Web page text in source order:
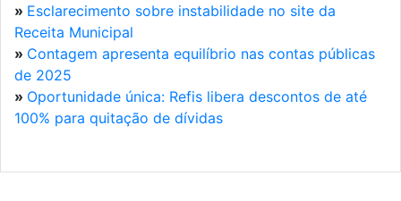
» Esclarecimento sobre instabilidade no site da
Receita Municipal
» Contagem apresenta equilíbrio nas contas públicas
de 2025
» Oportunidade única: Refis libera descontos de até
100% para quitação de dívidas